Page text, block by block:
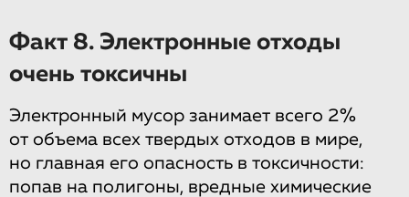
Факт 8. Электронные отходы
очень токсичны
Электронный мусор занимает всего 2%
от объема всех твердых отходов в мире,
но главная его опасность в токсичности:
попав на полигоны, вредные химические